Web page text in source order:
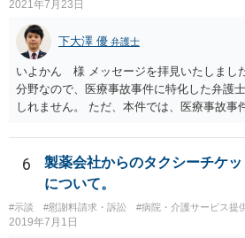
2021年7月23日
下大澤 優 弁護士
いよかん 様 メッセージを拝見いたしまし
分野なので、医療事故事件に特化した弁護
しれません。 ただ、本件では、医療事故事
の過失（医療ミス）の立証なのですが、本
ないため、損害額の立証が主なポイントに
関しては、交通事故事件と同様の発想で考
る弁護士は多いと思います。 今後の交渉に
れることも可能ではありますが、相手方保
ない（多少の増額はあり得るとしても、裁
6
製薬会社からのタクシーチケ
について。
#示談 #慰謝料請求・訴訟 #病院・介護サービス提
2019年7月1日